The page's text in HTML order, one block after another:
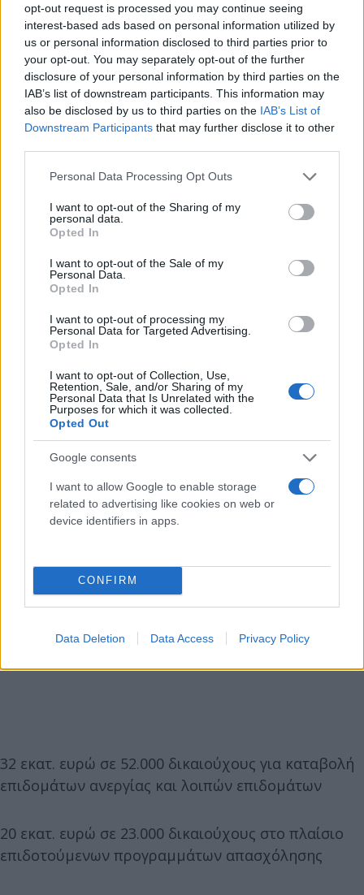
opt-out request is processed you may continue seeing
interest-based ads based on personal information utilized by
us or personal information disclosed to third parties prior to
your opt-out. You may separately opt-out of the further
disclosure of your personal information by third parties on the
IAB’s list of downstream participants. This information may
also be disclosed by us to third parties on the IAB’s List of
Downstream Participants that may further disclose it to other
Please note that this website/app uses one or more Google
not limited to your visit or usage behaviour. You may click to
grant or deny consent to Google and its third-party tags to
use your data for below specified purposes in below Google
consent section.
Personal Data Processing Opt Outs
I want to opt-out of the Sharing of my
personal data.
Opted In
I want to opt-out of the Sale of my
Personal Data.
Opted In
I want to opt-out of processing my
Personal Data for Targeted Advertising.
Opted In
I want to opt-out of Collection, Use,
Retention, Sale, and/or Sharing of my
Personal Data that Is Unrelated with the
Purposes for which it was collected.
Opted Out
Google consents
I want to allow Google to enable storage
related to advertising like cookies on web or
device identifiers in apps.
CONFIRM
Data Deletion Data Access Privacy Policy
• Στις 5 Οκτωβρίου θα καταβληθούν 12.090.641,00
ευρώ σε 26.022 δικαιούχους για παροχές σε χρήμα
(επιδόματα μητρότητας, κυοφορίας, ασθενείας,
ατυχήματος, έξοδα κηδείας)
• Στις 3 Οκτωβρίου θα καταβληθούν 357.308 ευρώ
σε 460 δικαιούχους για παροχές του τ. ΤΑΥΤΕΚΩ.
2. Από τηΔΥΠΑθα γίνουν οι εξής καταβολές:
32 εκατ. ευρώ σε 52.000 δικαιούχους για καταβολή
επιδομάτων ανεργίας και λοιπών επιδομάτων
20 εκατ. ευρώ σε 23.000 δικαιούχους στο πλαίσιο
επιδοτούμενων προγραμμάτων απασχόλησης